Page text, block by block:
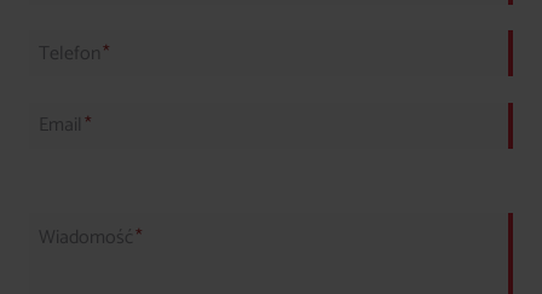
Telefon*
Email *
Wiadomość*